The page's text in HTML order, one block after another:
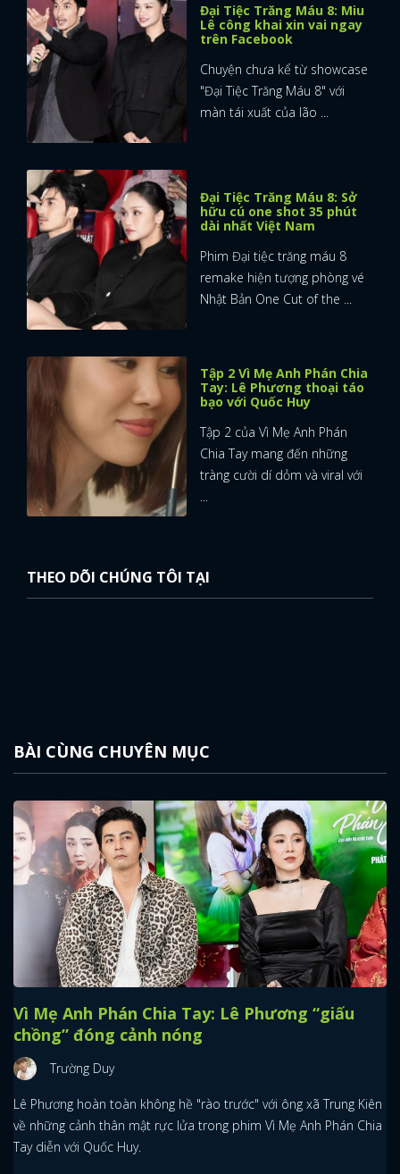
Đại Tiệc Trăng Máu 8: Miu
Lê công khai xin vai ngay
trên Facebook
Chuyện chưa kể từ showcase
"Đại Tiệc Trăng Máu 8" với
màn tái xuất của lão ...
Đại Tiệc Trăng Máu 8: Sở
hữu cú one shot 35 phút
dài nhất Việt Nam
Phim Đại tiệc trăng máu 8
remake hiện tượng phòng vé
Nhật Bản One Cut of the ...
Tập 2 Vì Mẹ Anh Phán Chia
Tay: Lê Phương thoại táo
bạo với Quốc Huy
Tập 2 của Vì Mẹ Anh Phán
Chia Tay mang đến những
tràng cười dí dỏm và viral với
THEO DÕI CHÚNG TÔI TẠI
BÀI CÙNG CHUYÊN MỤC
Vì Mẹ Anh Phán Chia Tay: Lê Phương “giấu
chồng” đóng cảnh nóng
Trường Duy
Lê Phương hoàn toàn không hề "rào trước" với ông xã Trung Kiên
về những cảnh thân mật rực lửa trong phim Vì Mẹ Anh Phán Chia
Tay diễn với Quốc Huy.